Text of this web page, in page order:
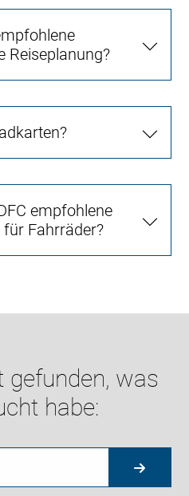
Reiseplanung?
empfohlene
Fahrräder?
gefunden, was
habe: